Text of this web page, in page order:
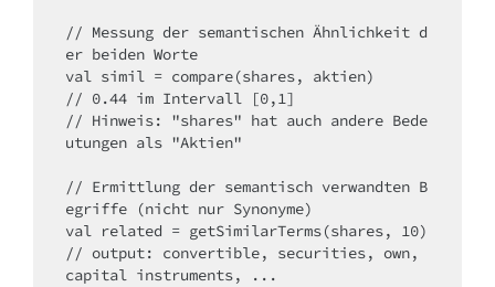
// Messung der semantischen Ähnlichkeit d
er beiden Worte
val simil = compare(shares, aktien)
// 0.44 im Intervall [0,1]
// Hinweis: "shares" hat auch andere Bede
utungen als "Aktien"
// Ermittlung der semantisch verwandten B
egriffe (nicht nur Synonyme)
val related = getSimilarTerms(shares, 10)
// output: convertible, securities, own,
capital instruments, ...